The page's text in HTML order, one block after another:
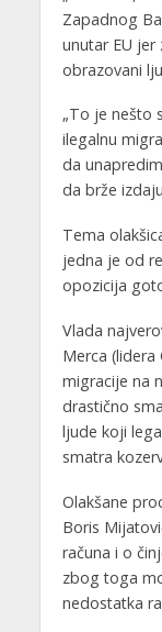
Zapadnog
unutar EU
obrazovani
„To je nešto
ilegalnu
da
da brže
Tema
jedna je od
opozicija
Vlada
Merca (lidera
migracije na
drastično
ljude koji
smatra
Olakšane
Boris
računa i o
zbog toga
nedostatka